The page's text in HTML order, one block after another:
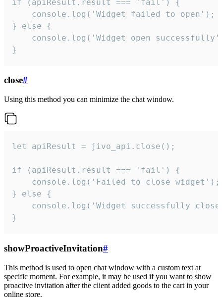
if (apiResult.result === 'fail') {
    console.log('Widget failed to open');
} else {
console.log('Widget open
}
close#
Using this method you can minimize the chat window.
let apiResult = jivo_api.close();
if (apiResult.result === 'fail') {
    console.log('Failed to close widget');
} else {
console.log('Widget successfully
}
showProactiveInvitation#
This method is used to open chat window with a custom text at
specific moment. For example, it may be used if you want to show
proactive invitation after the client added goods to the cart in your
online store.